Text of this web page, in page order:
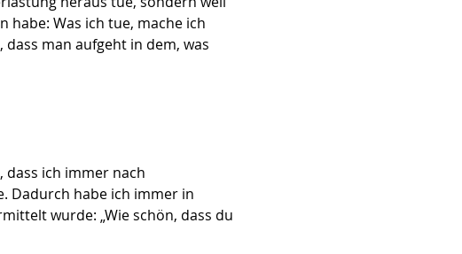
habe: Was ich tue, mache ich
man aufgeht in dem, was
dass ich immer nach
Dadurch habe ich immer in
wurde: „Wie schön, dass du